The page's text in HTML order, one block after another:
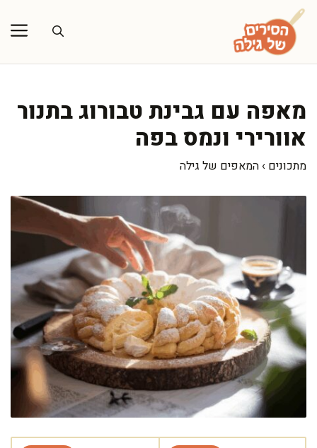
לדלג
לתוכן
מאפה עם גבינת טבורוג בתנור
אוורירי ונמס בפה
מתכונים › המאפים של גילה